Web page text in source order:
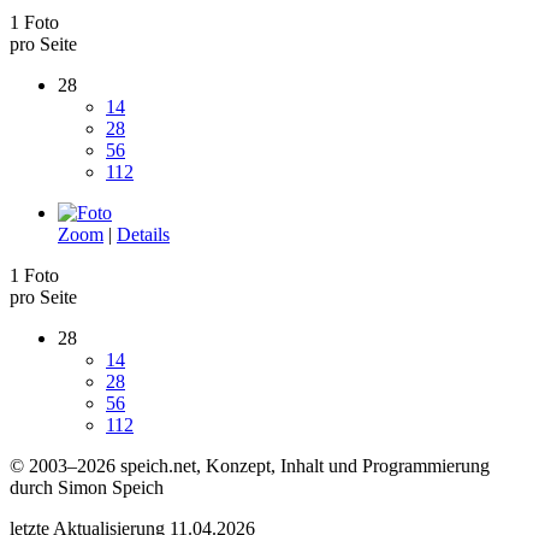
1 Foto
pro Seite
28
14
28
56
112
Zoom | Details
1 Foto
pro Seite
28
14
28
56
112
© 2003–2026 speich.net, Konzept, Inhalt und Programmierung
durch Simon Speich
letzte Aktualisierung 11.04.2026